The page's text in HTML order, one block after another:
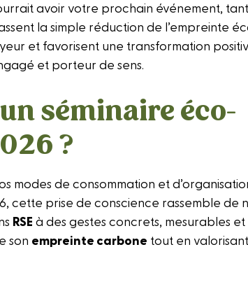
avoir votre prochain événement,
la simple réduction de l’empreinte
et favorisent une transformation
et porteur de sens.
séminaire éco-
?
modes de consommation et
cette prise de conscience rassemble de
RSE à des gestes concrets, mesurables
son empreinte carbone tout en